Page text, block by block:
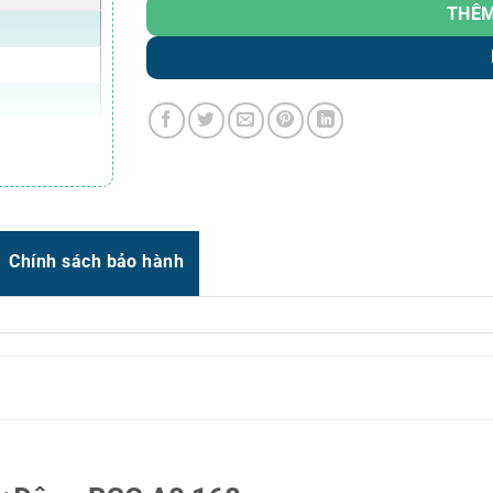
tắc tùy
chỉnh
Zalo0987.835.345
Zalo0987.919.040
Thời gian:Từ 8h-17h30 Thứ 2 đến Thứ 7
Chính sách bảo hành